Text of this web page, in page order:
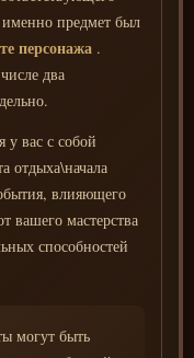
предмет был
персонажа .
два
вас с собой
отдыха\начала
влияющего
вашего мастерства
способностей
могут быть